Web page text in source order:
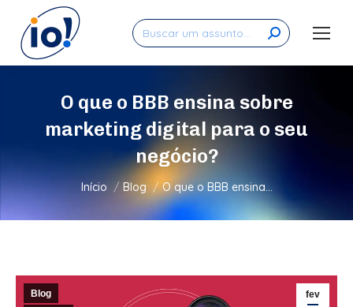
Search:
O que o BBB ensina sobre
marketing digital para o seu
negócio?
Você está aqui:
Início Blog O que o BBB ensina…
fev
Blog